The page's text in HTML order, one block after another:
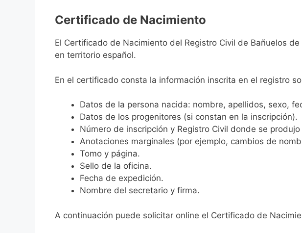
Certificado de Nacimiento
El Certificado de Nacimiento del Registro Civil de Bañuelos
en territorio español.
En el certificado consta la información inscrita en el registro
Datos de la persona nacida: nombre, apellidos, sexo,
Datos de los progenitores (si constan en la inscripción).
Número de inscripción y Registro Civil donde se
Anotaciones marginales (por ejemplo, cambios de
Tomo y página.
Sello de la oficina.
Fecha de expedición.
Nombre del secretario y firma.
A continuación puede solicitar online el Certificado de